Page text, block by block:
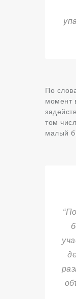
По
момент
том
малый